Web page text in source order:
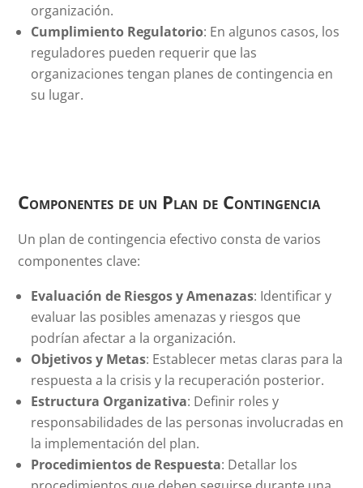
organización.
Cumplimiento Regulatorio: En algunos casos, los
reguladores pueden requerir que las
organizaciones tengan planes de contingencia en
su lugar.
Componentes de un Plan de Contingencia
Un plan de contingencia efectivo consta de varios
componentes clave:
Evaluación de Riesgos y Amenazas: Identificar y
evaluar las posibles amenazas y riesgos que
podrían afectar a la organización.
Objetivos y Metas: Establecer metas claras para la
respuesta a la crisis y la recuperación posterior.
Estructura Organizativa: Definir roles y
responsabilidades de las personas involucradas en
la implementación del plan.
Procedimientos de Respuesta: Detallar los